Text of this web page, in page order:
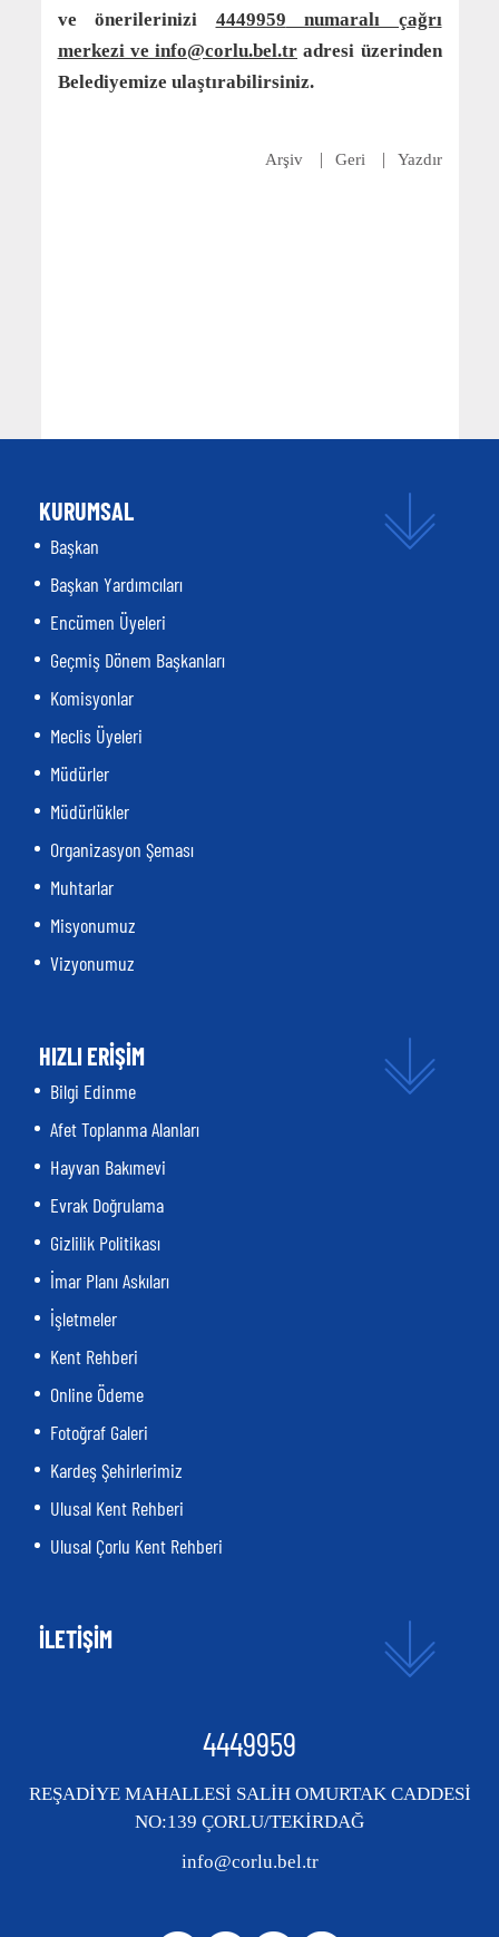
ve önerilerinizi 4449959 numaralı çağrı
merkezi ve info@corlu.bel.tr adresi üzerinden
Belediyemize ulaştırabilirsiniz.
Arşiv Geri Yazdır
KURUMSAL
Başkan
Başkan Yardımcıları
Encümen Üyeleri
Geçmiş Dönem Başkanları
Komisyonlar
Meclis Üyeleri
Müdürler
Müdürlükler
Organizasyon Şeması
Muhtarlar
Misyonumuz
Vizyonumuz
HIZLI ERİŞİM
Bilgi Edinme
Afet Toplanma Alanları
Hayvan Bakımevi
Evrak Doğrulama
Gizlilik Politikası
İmar Planı Askıları
İşletmeler
Kent Rehberi
Online Ödeme
Fotoğraf Galeri
Kardeş Şehirlerimiz
Ulusal Kent Rehberi
Ulusal Çorlu Kent Rehberi
İLETİŞİM
4449959
REŞADİYE MAHALLESİ SALİH OMURTAK CADDESİ
NO:139 ÇORLU/TEKİRDAĞ
info@corlu.bel.tr